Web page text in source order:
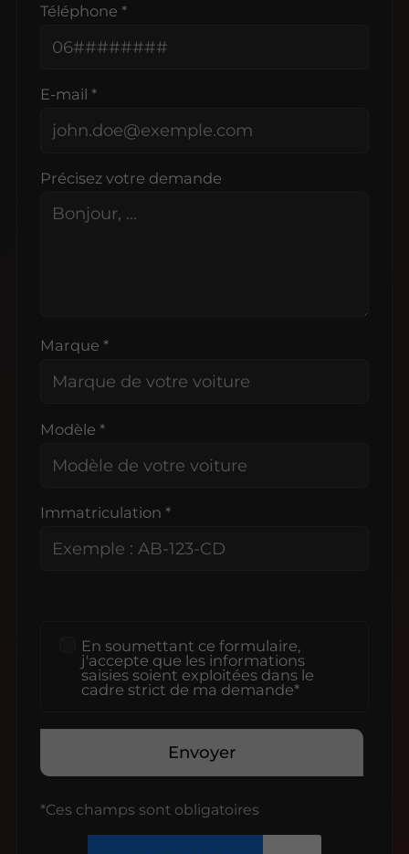
Téléphone *
E-mail *
Précisez votre demande
Marque *
Modèle *
Immatriculation *
En soumettant ce formulaire,
j'accepte que les informations
saisies soient exploitées dans le
cadre strict de ma demande*
Envoyer
*Ces champs sont obligatoires